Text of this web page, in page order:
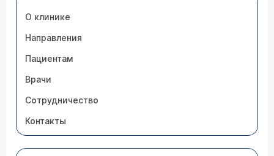
О клинике
Направления
Пациентам
Врачи
Сотрудничество
Контакты